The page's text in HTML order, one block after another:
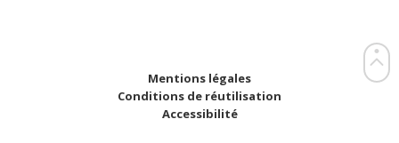
Mentions légales
Conditions de réutilisation
Accessibilité